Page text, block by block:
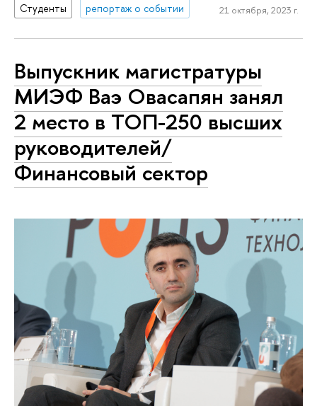
Студенты
репортаж о событии 21 октября, 2023 г.
Выпускник магистратуры
МИЭФ Ваэ Овасапян занял
2 место в ТОП-250 высших
руководителей/
Финансовый сектор